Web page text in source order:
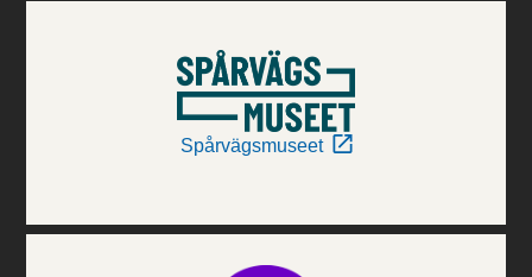
Spårvägsmuseet